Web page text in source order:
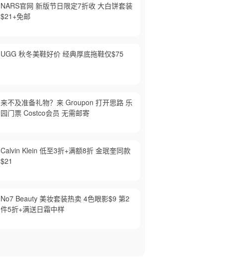
NARS官网 新版节日限定7折收 大白饼套装
$21+免邮
UGG 秋冬美鞋好价 经典厚底拖鞋仅$75
来不及准备礼物？来 Groupon 打开思路 乐
园门票 Costco会员 无需邮寄
Calvin Klein 低至3折+满额8折 金珉奎同款
$21
No7 Beauty 美妆套装热卖 4色眼影$9 第2
件5折+满送日霜中样